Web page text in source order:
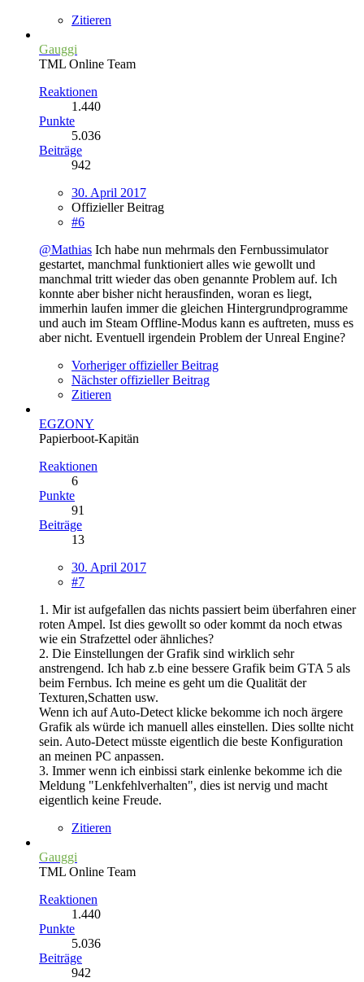
Zitieren
Gauggi
TML Online Team
Reaktionen
1.440
Punkte
5.036
Beiträge
942
30. April 2017
Offizieller Beitrag
#6
@Mathias Ich habe nun mehrmals den Fernbussimulator
gestartet, manchmal funktioniert alles wie gewollt und
manchmal tritt wieder das oben genannte Problem auf. Ich
konnte aber bisher nicht herausfinden, woran es liegt,
immerhin laufen immer die gleichen Hintergrundprogramme
und auch im Steam Offline-Modus kann es auftreten, muss es
aber nicht. Eventuell irgendein Problem der Unreal Engine?
Vorheriger offizieller Beitrag
Nächster offizieller Beitrag
Zitieren
EGZONY
Papierboot-Kapitän
Reaktionen
6
Punkte
91
Beiträge
13
30. April 2017
#7
1. Mir ist aufgefallen das nichts passiert beim überfahren einer
roten Ampel. Ist dies gewollt so oder kommt da noch etwas
wie ein Strafzettel oder ähnliches?
2. Die Einstellungen der Grafik sind wirklich sehr
anstrengend. Ich hab z.b eine bessere Grafik beim GTA 5 als
beim Fernbus. Ich meine es geht um die Qualität der
Texturen,Schatten usw.
Wenn ich auf Auto-Detect klicke bekomme ich noch ärgere
Grafik als würde ich manuell alles einstellen. Dies sollte nicht
sein. Auto-Detect müsste eigentlich die beste Konfiguration
an meinen PC anpassen.
3. Immer wenn ich einbissi stark einlenke bekomme ich die
Meldung "Lenkfehlverhalten", dies ist nervig und macht
eigentlich keine Freude.
Zitieren
Gauggi
TML Online Team
Reaktionen
1.440
Punkte
5.036
Beiträge
942